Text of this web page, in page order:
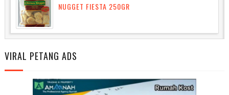
NUGGET FIESTA 250GR
VIRAL PETANG ADS